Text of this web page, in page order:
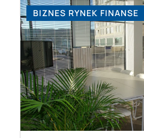
BIZNES RYNEK FINANSE